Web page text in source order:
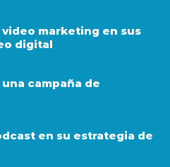
marketing en sus
digital
campaña de
en su estrategia de